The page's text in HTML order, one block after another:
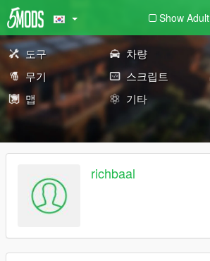
Show Adult
도구 차량
무기
스크립트
맵
기타
richbaal